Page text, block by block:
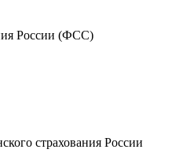
России (ФСС)
страхования России